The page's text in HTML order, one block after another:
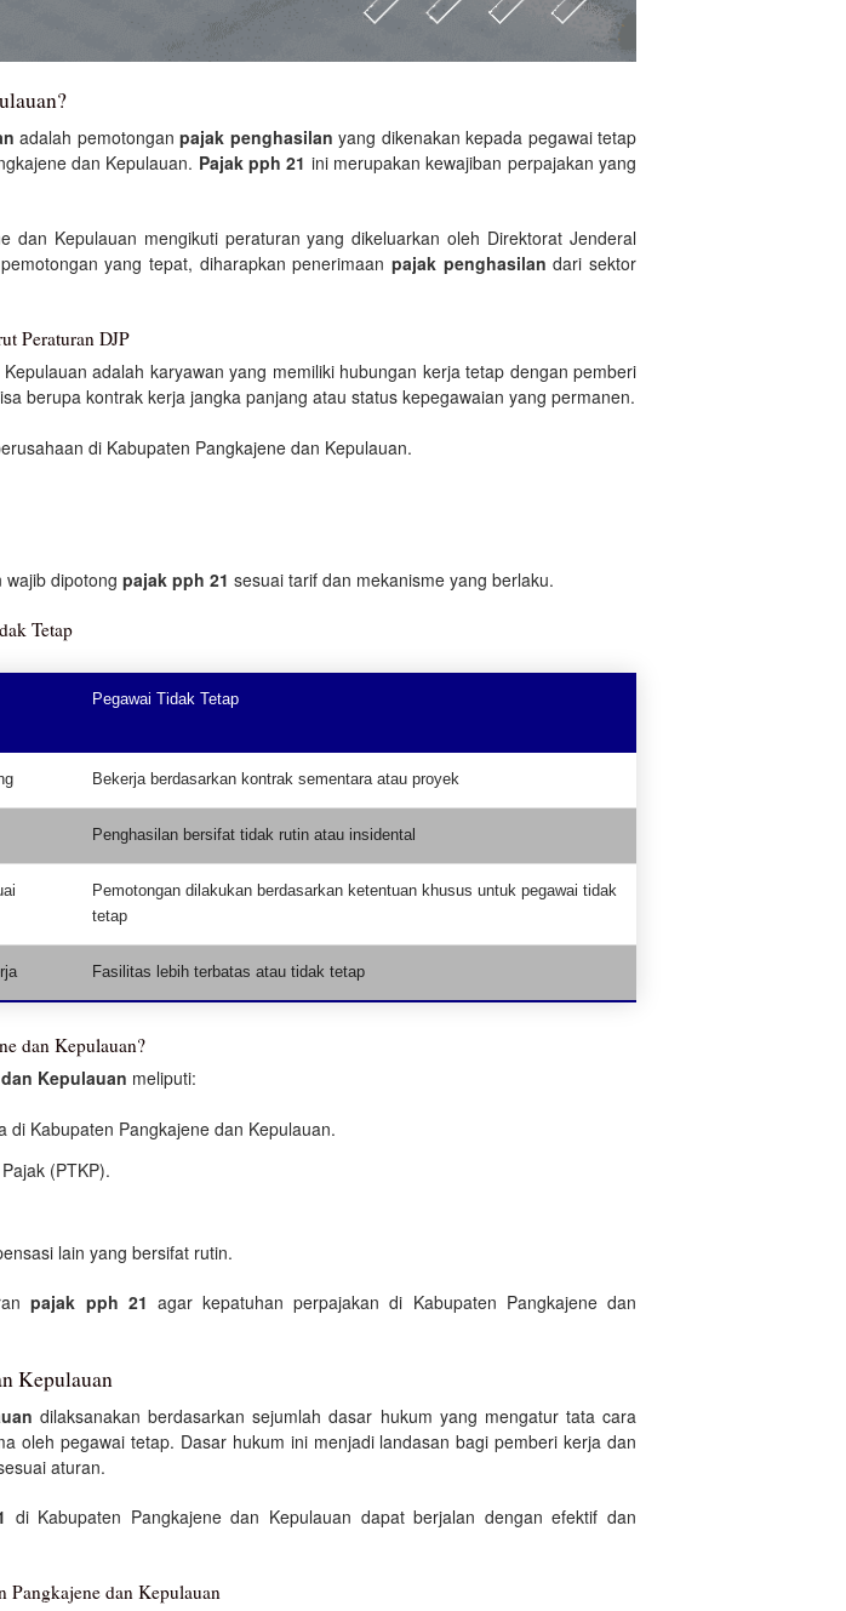
adalah pemotonganpajak penghasilan yang dikenakan kepada pegawai tetap
dan Kepulauan. Pajak pph 21 ini merupakan kewajiban perpajakan yang
dan Kepulauan mengikuti peraturan yang dikeluarkan oleh Direktorat Jenderal
yang tepat, diharapkan penerimaan pajak penghasilan dari sektor
Peraturan DJP
adalah karyawan yang memiliki hubungan kerja tetap dengan pemberi
berupa kontrak kerja jangka panjang atau status kepegawaian yang permanen.
di Kabupaten Pangkajene dan Kepulauan.
dipotong pajak pph 21 sesuai tarif dan mekanisme yang berlaku.
Tetap
Pegawai Tidak Tetap
Bekerja berdasarkan kontrak sementara atau proyek
Penghasilan bersifat tidak rutin atau insidental
Pemotongan dilakukan berdasarkan ketentuan khusus untuk pegawai tidak
tetap
Fasilitas lebih terbatas atau tidak tetap
dan Kepulauan?
Kepulauan meliputi:
di Kabupaten Pangkajene dan Kepulauan.
(PTKP).
lain yang bersifat rutin.
pajak pph 21 agar kepatuhan perpajakan di Kabupaten Pangkajene dan
Kepulauan
dilaksanakan berdasarkan sejumlah dasar hukum yang mengatur tata cara
oleh pegawai tetap. Dasar hukum ini menjadi landasan bagi pemberi kerja dan
aturan.
di Kabupaten Pangkajene dan Kepulauan dapat berjalan dengan efektif dan
Pangkajene dan Kepulauan